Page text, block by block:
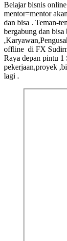
Belajar bisnis
mentor=mentor
dan bisa . Teman-
bergabung dan
offline di FX
Raya depan pintu 1
pekerjaan,proyek
lagi .